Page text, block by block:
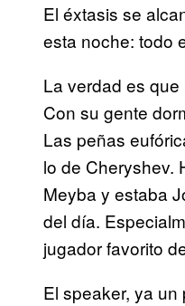
El éxtasis se
esta noche: todo
La verdad es
Con su gente
Las peñas
lo de Cheryshev.
Meyba y estaba
del día.
jugador favorito
El speaker, ya